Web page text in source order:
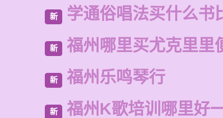
新 学通俗唱法买什么书
新 福州哪里买尤克里里
新 福州乐鸣琴行
新 福州K歌培训哪里好